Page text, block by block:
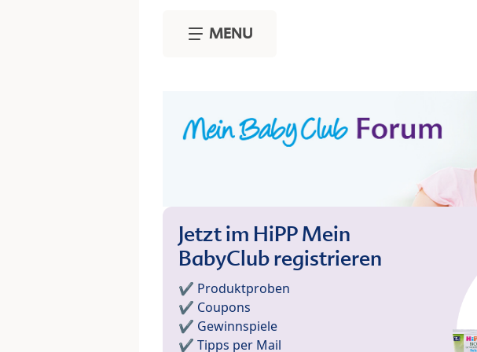
MENU
Jetzt im HiPP Mein
BabyClub registrieren
✔️ Produktproben
✔️ Coupons
✔️ Gewinnspiele
✔️ Tipps per Mail